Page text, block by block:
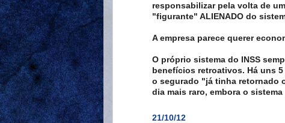
responsabilizar pela volta de
"figurante" ALIENADO do
A empresa parece querer
O próprio sistema do INSS
benefícios retroativos. Há uns
o segurado "já tinha retornado
dia mais raro, embora o
21/10/12